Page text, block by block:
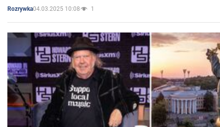
Rozrywka04.03.2025 10:08 1